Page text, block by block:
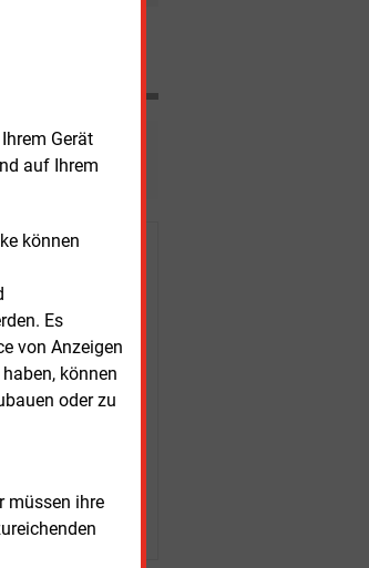
Gerät
auf Ihrem
können
Es
von Anzeigen
können
oder zu
müssen ihre